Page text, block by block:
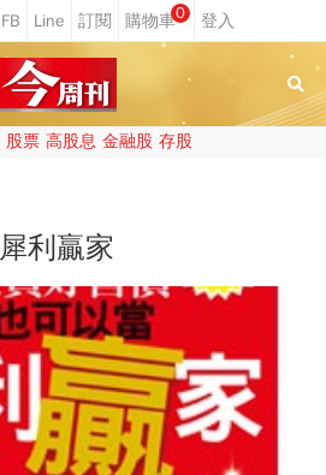
0
股票 高股息 金融股 存股
犀利贏家